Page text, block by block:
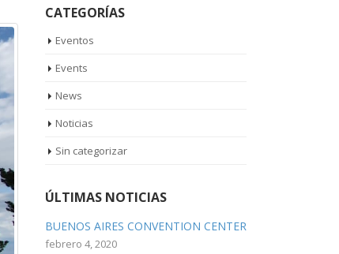
CATEGORÍAS
Eventos
Events
News
Noticias
Sin categorizar
ÚLTIMAS NOTICIAS
BUENOS AIRES CONVENTION CENTER
febrero 4, 2020